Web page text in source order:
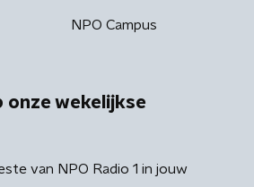
NPO Campus
onze wekelijkse
van NPO Radio 1 in jouw